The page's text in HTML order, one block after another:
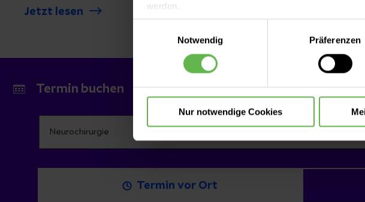
werden.
Es steht Ihnen frei, unsere Seite mit nur den
nicht notwendigen Cookies zu treffen oder durch
einzuwilligen. Ihre Auswahlentscheidung können
Notwendig
Präferenzen
Nur notwendige Cookies
Jetzt lesen
Termin buchen
Termin vor Ort